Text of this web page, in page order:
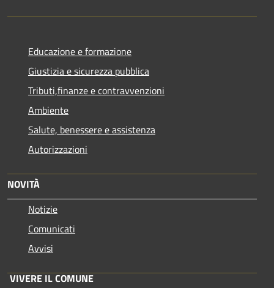
Educazione e formazione
Giustizia e sicurezza pubblica
Tributi,finanze e contravvenzioni
Ambiente
Salute, benessere e assistenza
Autorizzazioni
NOVITÀ
Notizie
Comunicati
Avvisi
VIVERE IL COMUNE